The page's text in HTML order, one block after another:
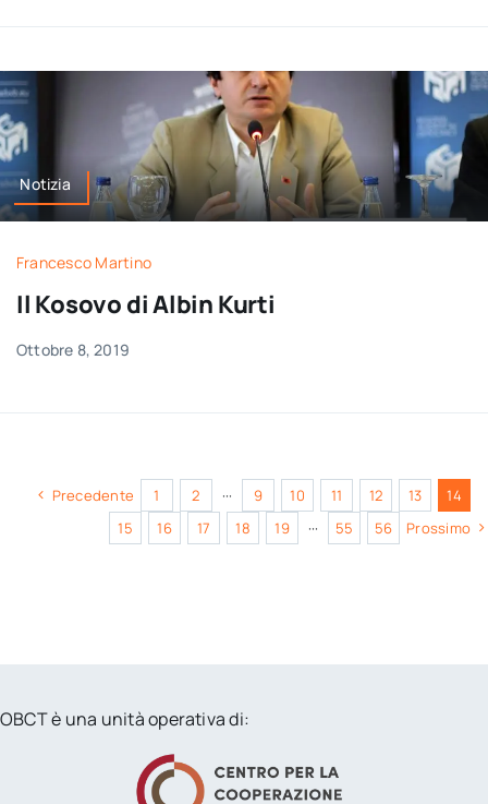
Notizia
Francesco Martino
Il Kosovo di Albin Kurti
Ottobre 8, 2019
Precedente 1 2 ··· 9 10 11 12 13
14
15
16 17 18 19 ··· 55 56 Prossimo
OBCT è una unità operativa di: